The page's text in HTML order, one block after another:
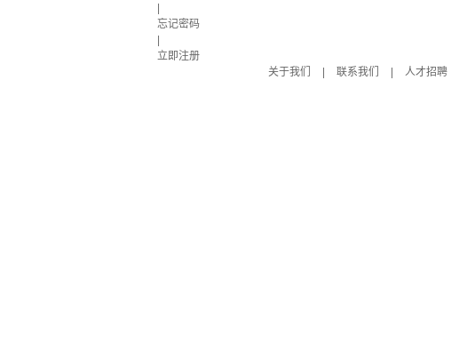
忘记密码
立即注册
关于我们
联系我们 人才招聘